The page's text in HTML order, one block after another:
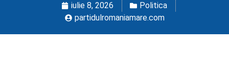
iulie 8, 2026
Politica
partidulromaniamare.com